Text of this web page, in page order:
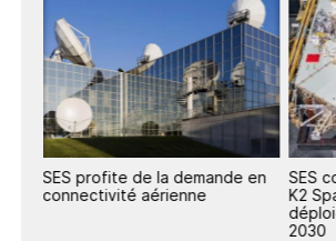
SES profite de la demande en
connectivité aérienne
SES
K2
2030